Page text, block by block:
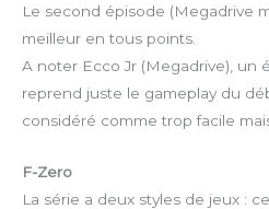
Le second épisode (Megadrive
meilleur en tous points.
A noter Ecco Jr (Megadrive), un
reprend juste le gameplay du
considéré comme trop facile
F-Zero
La série a deux styles de jeux :